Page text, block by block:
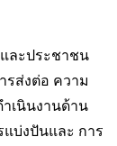
ละประชาชน
รส่งต่อ ความ
เนินงานด้าน
แบ่งปันและ การ